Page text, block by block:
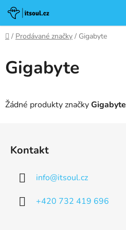
Přejít
na
obsah
Domů
/ Prodávané značky / Gigabyte
Gigabyte
Žádné produkty značkyGigabyte
Kontakt
info@itsoul.cz
+420 732 419 696